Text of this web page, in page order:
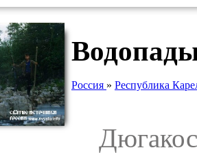
Россия »Республика